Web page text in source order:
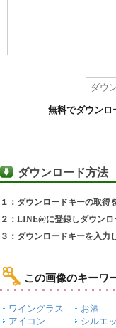
無料でダウンロ
ダウンロード方法
１：ダウンロードキーの取得
２：LINE@に登録しダウン
３：ダウンロードキーを入力
この画像のキーワ
ワイングラス お酒
アイコン
シルエ